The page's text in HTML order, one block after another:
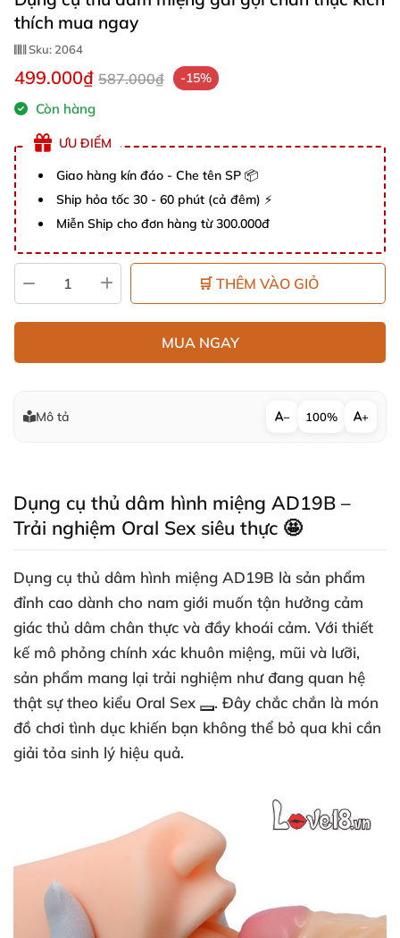
thích mua ngay
Sku: 2064
499.000₫ 587.000₫ -15%
Còn hàng
ƯU ĐIỂM
Giao hàng kín đáo - Che tên SP 📦
Ship hỏa tốc 30 - 60 phút (cả đêm) ⚡
Miễn Ship cho đơn hàng từ 300.000đ
🛒 THÊM VÀO GIỎ
MUA NGAY
Mô tả − 100% +
Dụng cụ thủ dâm hình miệng AD19B –
Trải nghiệm Oral Sex siêu thực 🤩
Dụng cụ thủ dâm hình miệng AD19B là sản phẩm
đỉnh cao dành cho nam giới muốn tận hưởng cảm
giác thủ dâm chân thực và đầy khoái cảm. Với thiết
kế mô phỏng chính xác khuôn miệng, mũi và lưỡi,
sản phẩm mang lại trải nghiệm như đang quan hệ
thật sự theo kiểu Oral Sex
. Đây chắc chắn là món
đồ chơi tình dục khiến bạn không thể bỏ qua khi cần
giải tỏa sinh lý hiệu quả.